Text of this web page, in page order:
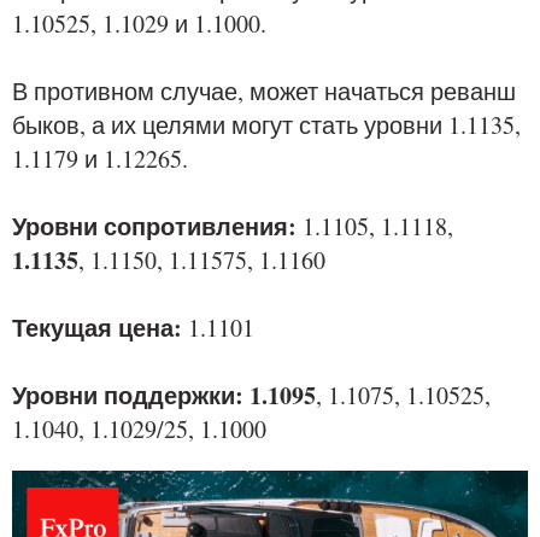
1.10525, 1.1029 и 1.1000.
В противном случае, может начаться реванш
быков, а их целями могут стать уровни 1.1135,
1.1179 и 1.12265.
Уровни сопротивления: 1.1105, 1.1118,
1.1135, 1.1150, 1.11575, 1.1160
Текущая цена: 1.1101
Уровни поддержки: 1.1095, 1.1075, 1.10525,
1.1040, 1.1029/25, 1.1000